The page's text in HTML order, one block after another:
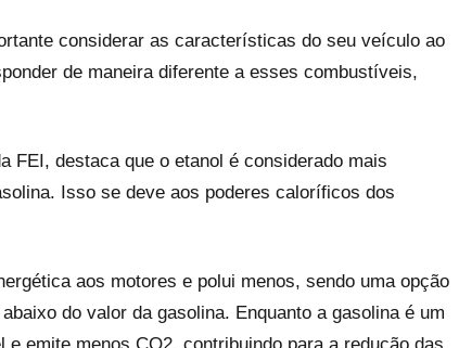
considerar as características do seu veículo ao
de maneira diferente a esses combustíveis,
FEI, destaca que o etanol é considerado mais
Isso se deve aos poderes caloríficos dos
aos motores e polui menos, sendo uma opção
do valor da gasolina. Enquanto a gasolina é um